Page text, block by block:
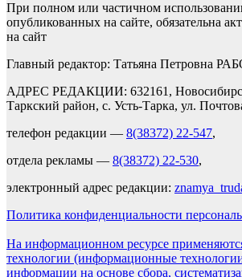
При полном или частичном
опубликованных на сайте, обязательна
на сайт
Главный редактор: Татьяна Петровна
АДРЕС РЕДАКЦИИ: 632161,
Таркский район, с. Усть-Тарка, ул.
телефон редакции — 8(38372) 22-547,
отдела рекламы — 8(38372) 22-530,
электронный адрес редакции:
Политика конфиденциальности
На информационном ресурсе
технологии (информационные
информации на основе сбора,